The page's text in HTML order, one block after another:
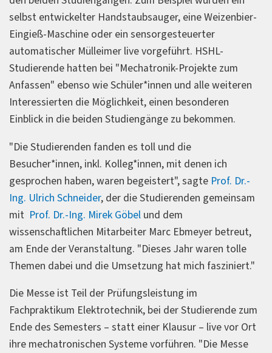
selbst entwickelter Handstaubsauger, eine Weizenbier-
Eingieß-Maschine oder ein sensorgesteuerter
automatischer Mülleimer live vorgeführt. HSHL-
Studierende hatten bei "Mechatronik-Projekte zum
Anfassen" ebenso wie Schüler*innen und alle weiteren
Interessierten die Möglichkeit, einen besonderen
Einblick in die beiden Studiengänge zu bekommen.
"Die Studierenden fanden es toll und die
Besucher*innen, inkl. Kolleg*innen, mit denen ich
gesprochen haben, waren begeistert", sagte Prof. Dr.-
Ing. Ulrich Schneider, der die Studierenden gemeinsam
mit Prof. Dr.-Ing. Mirek Göbel und dem
wissenschaftlichen Mitarbeiter Marc Ebmeyer betreut,
am Ende der Veranstaltung. "Dieses Jahr waren tolle
Themen dabei und die Umsetzung hat mich fasziniert."
Die Messe ist Teil der Prüfungsleistung im
Fachpraktikum Elektrotechnik, bei der Studierende zum
Ende des Semesters – statt einer Klausur – live vor Ort
ihre mechatronischen Systeme vorführen. "Die Messe